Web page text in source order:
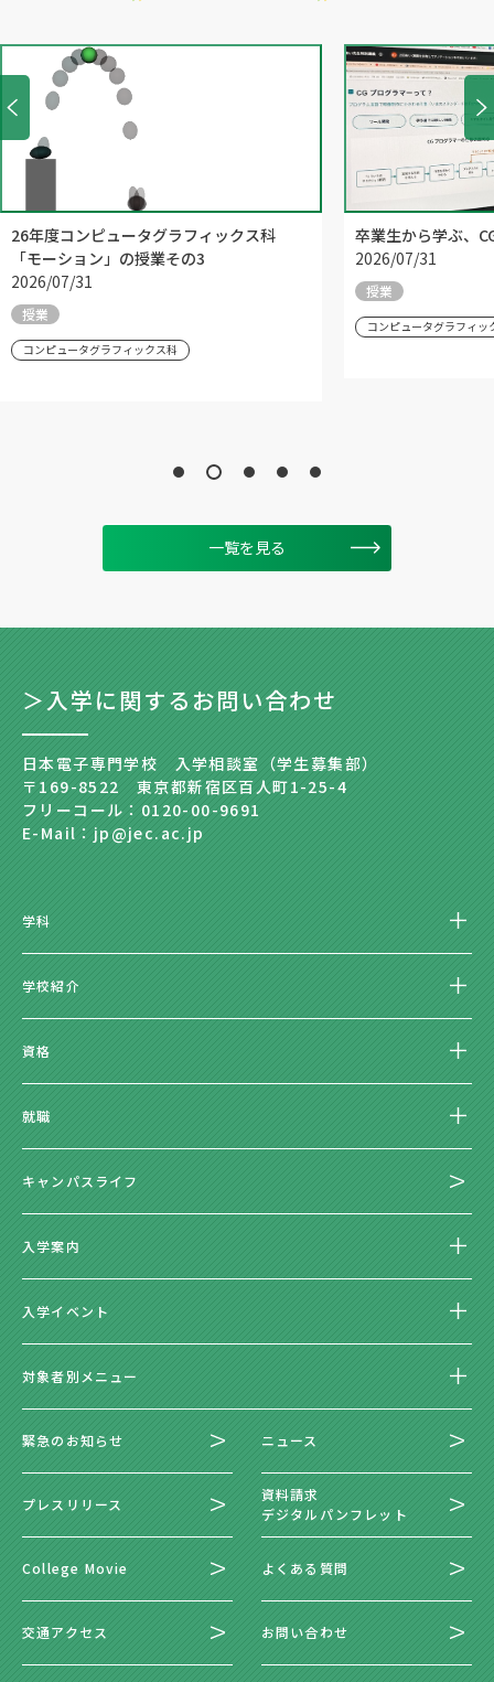
26年度コンピュータグラフィックス科
「モーション」の授業その3
2026/07/31
授業
コンピュータグラフィックス科
卒業生から学ぶ、
2026/07/31
授業
コンピュータグラフィッ
一覧を見る
＞入学に関するお問い合わせ
日本電子専門学校 入学相談室（学生募集部）
〒169-8522 東京都新宿区百人町1-25-4
フリーコール：0120-00-9691
E-Mail：jp@jec.ac.jp
学科
学校紹介
資格
就職
キャンパスライフ
入学案内
入学イベント
対象者別メニュー
緊急のお知らせ ニュース
プレスリリース
資料請求
デジタルパンフレット
College Movie よくある質問
交通アクセス お問い合わせ